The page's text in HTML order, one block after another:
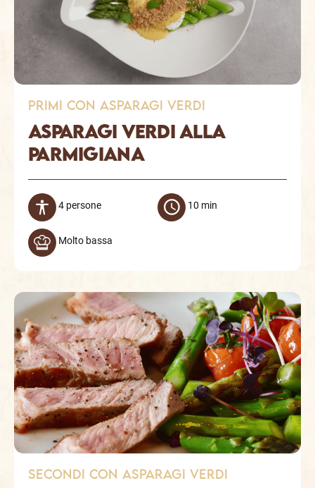
primi con Asparagi verdi
Asparagi verdi alla
parmigiana
4 persone 10 min
Molto bassa
secondi con Asparagi verdi